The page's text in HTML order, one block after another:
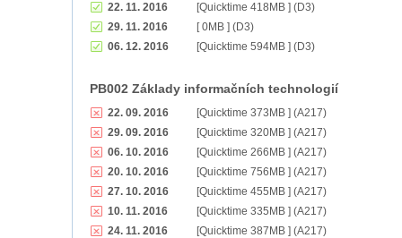
22. 11. 2016
[Quicktime 418MB ] (D3)
29. 11. 2016
[ 0MB ] (D3)
06. 12. 2016
[Quicktime 594MB ] (D3)
PB002 Základy informačních technologií
22. 09. 2016
[Quicktime 373MB ] (A217)
29. 09. 2016
[Quicktime 320MB ] (A217)
06. 10. 2016
[Quicktime 266MB ] (A217)
20. 10. 2016
[Quicktime 756MB ] (A217)
27. 10. 2016
[Quicktime 455MB ] (A217)
10. 11. 2016
[Quicktime 335MB ] (A217)
24. 11. 2016
[Quicktime 387MB ] (A217)